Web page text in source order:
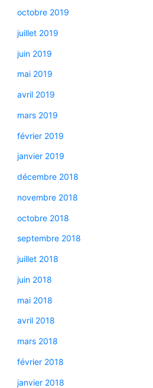
octobre 2019
juillet 2019
juin 2019
mai 2019
avril 2019
mars 2019
février 2019
janvier 2019
décembre 2018
novembre 2018
octobre 2018
septembre 2018
juillet 2018
juin 2018
mai 2018
avril 2018
mars 2018
février 2018
janvier 2018